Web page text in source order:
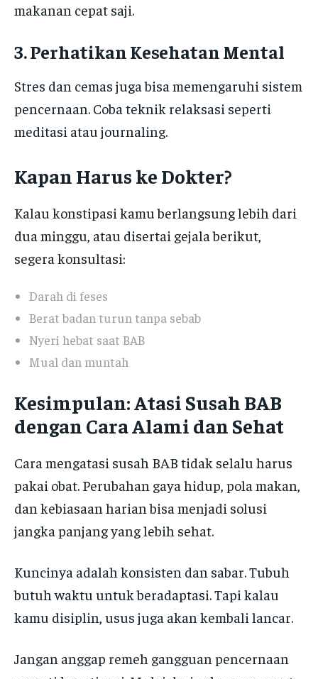
makanan cepat saji.
3. Perhatikan Kesehatan Mental
Stres dan cemas juga bisa memengaruhi sistem
pencernaan. Coba teknik relaksasi seperti
meditasi atau journaling.
Kapan Harus ke Dokter?
Kalau konstipasi kamu berlangsung lebih dari
dua minggu, atau disertai gejala berikut,
segera konsultasi:
Darah di feses
Berat badan turun tanpa sebab
Nyeri hebat saat BAB
Mual dan muntah
Kesimpulan: Atasi Susah BAB
dengan Cara Alami dan Sehat
Cara mengatasi susah BAB tidak selalu harus
pakai obat. Perubahan gaya hidup, pola makan,
dan kebiasaan harian bisa menjadi solusi
jangka panjang yang lebih sehat.
Kuncinya adalah konsisten dan sabar. Tubuh
butuh waktu untuk beradaptasi. Tapi kalau
kamu disiplin, usus juga akan kembali lancar.
Jangan anggap remeh gangguan pencernaan